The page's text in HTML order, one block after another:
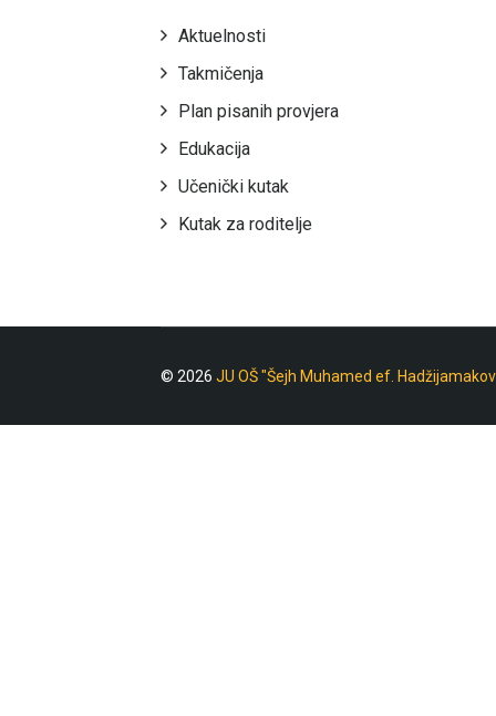
Aktuelnosti
Takmičenja
Plan pisanih provjera
Edukacija
Učenički kutak
Kutak za roditelje
© 2026 JU OŠ "Šejh Muhamed ef.